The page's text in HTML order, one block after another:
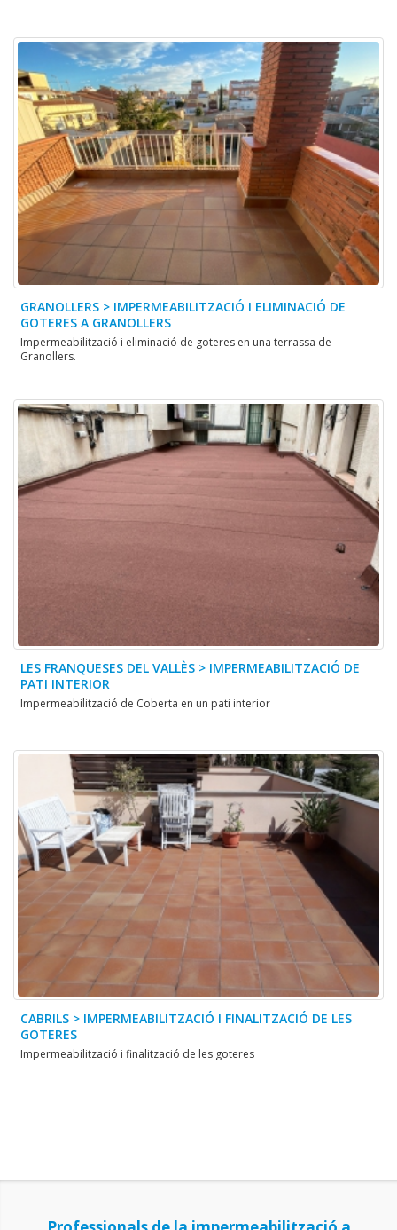
GRANOLLERS > IMPERMEABILITZACIÓ I ELIMINACIÓ DE
GOTERES A GRANOLLERS
Impermeabilització i eliminació de goteres en una terrassa de
Granollers.
LES FRANQUESES DEL VALLÈS > IMPERMEABILITZACIÓ DE
PATI INTERIOR
Impermeabilització de Coberta en un pati interior
CABRILS > IMPERMEABILITZACIÓ I FINALITZACIÓ DE LES
GOTERES
Impermeabilització i finalització de les goteres